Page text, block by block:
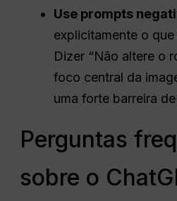
Use prompts
explicitamente o
Dizer “Não altere o
foco central da
uma forte barreira
Perguntas
sobre o